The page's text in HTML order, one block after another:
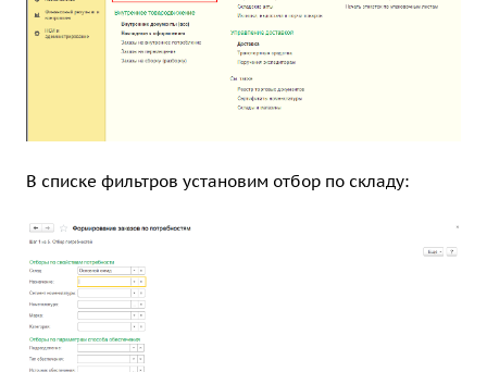
В списке фильтров установим отбор по складу: